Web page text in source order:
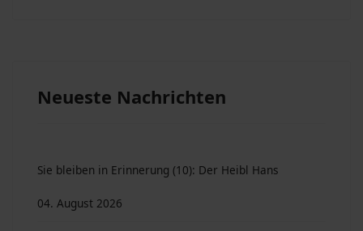
Neueste Nachrichten
Sie bleiben in Erinnerung (10): Der Heibl Hans
04. August 2026